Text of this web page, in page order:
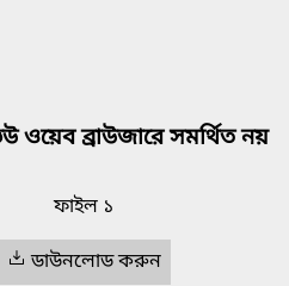
ওয়েব ব্রাউজারে সমর্থিত নয়
ফাইল ১
ডাউনলোড করুন